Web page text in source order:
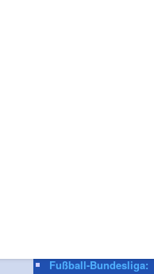
Fußball-Bundesliga: